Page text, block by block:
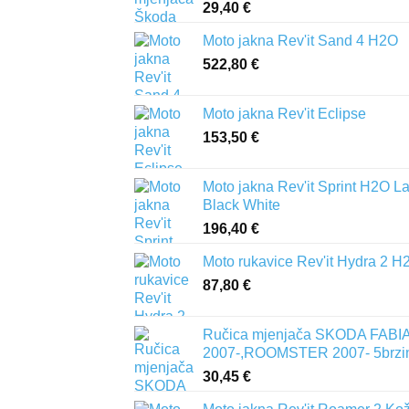
29,40 €
Moto jakna Rev'it Sand 4 H2O
522,80 €
Moto jakna Rev'it Eclipse
153,50 €
Moto jakna Rev'it Sprint H2O
Black White
196,40 €
Moto rukavice Rev'it Hydra 2
87,80 €
Ručica mjenjača SKODA FABIA
2007-,ROOMSTER 2007-
30,45 €